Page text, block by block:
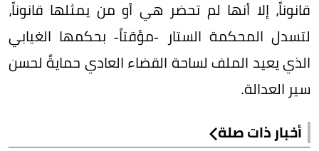
قانوناً، إلا أنها لم تحضر هي أو من يمثلها قانوناً،
لتسدل المحكمة الستار -مؤقتاً- بحكمها الغيابي
الذي يعيد الملف لساحة القضاء العادي حمايةً لحسن
سير العدالة.
أخبار ذات صلة